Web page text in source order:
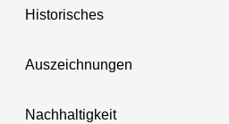
Historisches
Auszeichnungen
Nachhaltigkeit